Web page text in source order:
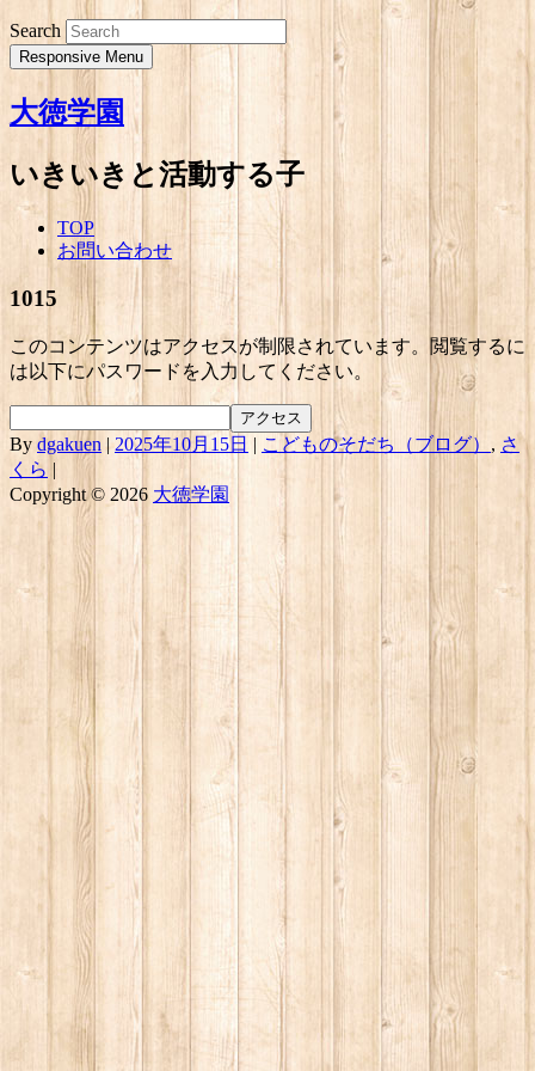
Search
Responsive Menu
大徳学園
いきいきと活動する子
TOP
お問い合わせ
1015
このコンテンツはアクセスが制限されています。閲覧するに
は以下にパスワードを入力してください。
By dgakuen |2025年10月15日 | こどものそだち（ブログ） , さ
くら |
Copyright © 2026 大徳学園